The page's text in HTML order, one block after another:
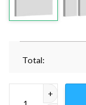
Total: